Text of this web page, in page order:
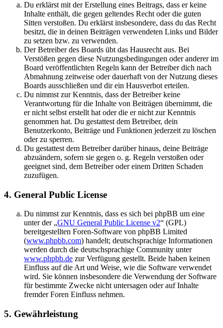
Du erklärst mit der Erstellung eines Beitrags, dass er keine
Inhalte enthält, die gegen geltendes Recht oder die guten
Sitten verstoßen. Du erklärst insbesondere, dass du das Recht
besitzt, die in deinen Beiträgen verwendeten Links und Bilder
zu setzen bzw. zu verwenden.
Der Betreiber des Boards übt das Hausrecht aus. Bei
Verstößen gegen diese Nutzungsbedingungen oder anderer im
Board veröffentlichten Regeln kann der Betreiber dich nach
Abmahnung zeitweise oder dauerhaft von der Nutzung dieses
Boards ausschließen und dir ein Hausverbot erteilen.
Du nimmst zur Kenntnis, dass der Betreiber keine
Verantwortung für die Inhalte von Beiträgen übernimmt, die
er nicht selbst erstellt hat oder die er nicht zur Kenntnis
genommen hat. Du gestattest dem Betreiber, dein
Benutzerkonto, Beiträge und Funktionen jederzeit zu löschen
oder zu sperren.
Du gestattest dem Betreiber darüber hinaus, deine Beiträge
abzuändern, sofern sie gegen o. g. Regeln verstoßen oder
geeignet sind, dem Betreiber oder einem Dritten Schaden
zuzufügen.
4. General Public License
Du nimmst zur Kenntnis, dass es sich bei phpBB um eine
unter der „GNU General Public License v2“ (GPL)
bereitgestellten Foren-Software von phpBB Limited
(www.phpbb.com) handelt; deutschsprachige Informationen
werden durch die deutschsprachige Community unter
www.phpbb.de zur Verfügung gestellt. Beide haben keinen
Einfluss auf die Art und Weise, wie die Software verwendet
wird. Sie können insbesondere die Verwendung der Software
für bestimmte Zwecke nicht untersagen oder auf Inhalte
fremder Foren Einfluss nehmen.
5. Gewährleistung